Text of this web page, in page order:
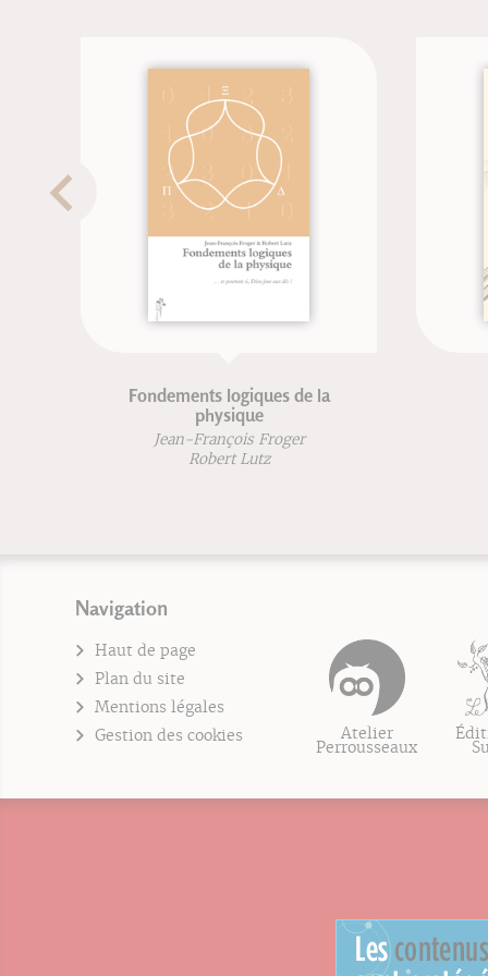
VTT Maîtriser les techniques
Brian Lopes
Lee McCormack
Navigation
Haut de page
Plan du site
Mentions légales
Gestion des cookies
Atelier
Perrousseaux